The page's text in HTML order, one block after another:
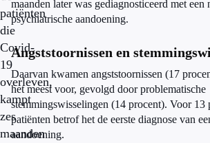
patiënten
die
Covid-
19
overleven,
kampt
zes
maanden
maanden later was gediagnosticeerd met een
psychiatrische aandoening.
Angststoornissen en
Daarvan kwamen angststoornissen (17
het meest voor, gevolgd door problematische
stemmingswisselingen (14 procent). Voor 13
patiënten betrof het de eerste diagnose van
aandoening.